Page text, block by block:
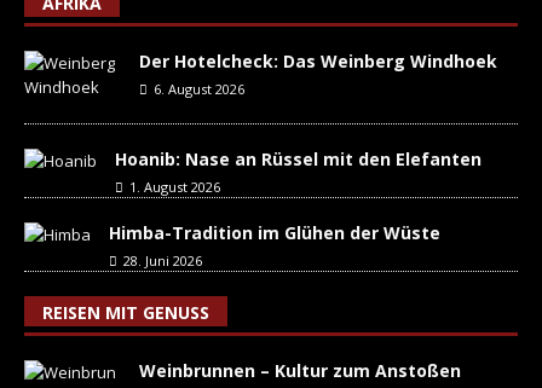
Der Hotelcheck: Das Weinberg Windhoek
6. August 2026
Hoanib: Nase an Rüssel mit den Elefanten
1. August 2026
Himba-Tradition im Glühen der Wüste
28. Juni 2026
REISEN MIT GENUSS
Weinbrunnen – Kultur zum Anstoßen